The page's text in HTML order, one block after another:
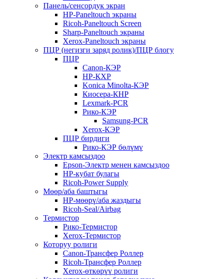
Панель/сенсордук экран
HP-Paneltouch экраны
Ricoh-Paneltouch Screen
Sharp-Paneltouch экраны
Xerox-Paneltouch экраны
ПЦР (негизги заряд ролик)/ПЦР блогу
ПЦР
Canon-КЭР
HP-КХР
Konica Minolta-КЭР
Киосера-КНР
Lexmark-PCR
Рико-КЭР
Samsung-PCR
Xerox-КЭР
ПЦР бирдиги
Рико-КЭР бөлүмү
Электр камсыздоо
Epson-Электр менен камсыздоо
HP-кубат булагы
Ricoh-Power Supply
Мөөр/аба баштыгы
HP-мөөрү/аба жаздыгы
Ricoh-Seal/Airbag
Термистор
Рико-Термистор
Xerox-Термистор
Которуу ролиги
Canon-Трансфер Роллер
Ricoh-Трансфер Роллер
Xerox-өткөрүү ролиги